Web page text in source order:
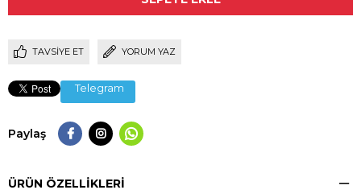
TAVSIYE ET YORUM YAZ
Telegram
Paylaş
ÜRÜN ÖZELLIKLERI